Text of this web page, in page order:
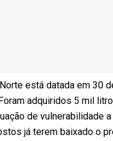
está datada em 30
adquiridos 5 mil
de vulnerabilidade
já terem baixado o